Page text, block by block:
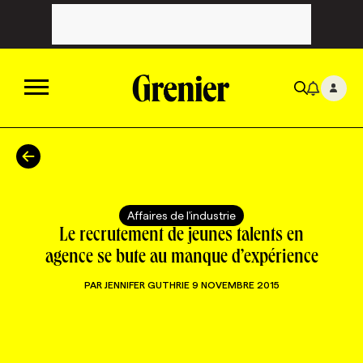
ACTUALITÉS
CATÉGORIES
TOUTES LES CATÉGORIES
CHRONIQUES
FORFAITS ABONNEMENT
INFOLETTRES
Affaires de l'industrie
Le recrutement de jeunes talents en
agence se bute au manque d’expérience
PAR JENNIFER GUTHRIE 9 NOVEMBRE 2015